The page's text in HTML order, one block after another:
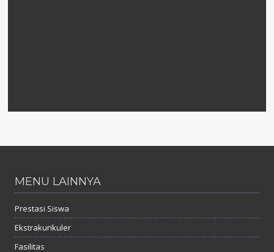
MENU LAINNYA
Prestasi Siswa
Ekstrakurikuler
Fasilitas